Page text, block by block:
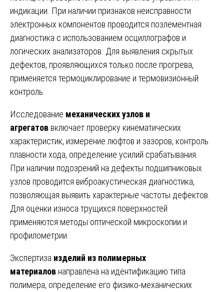
индикации. При наличии признаков неисправности
электронных компонентов проводится позлементная
диагностика с использованием осциллографов и
логических анализаторов. Для выявления скрытых
дефектов, проявляющихся только после прогрева,
применяется термоциклирование и термовизионный
контроль.
Исследование механических узлов и
агрегатов включает проверку кинематических
характеристик, измерение люфтов и зазоров, контроль
плавности хода, определение усилий срабатывания.
При наличии подозрений на дефекты подшипниковых
узлов проводится виброакустическая диагностика,
позволяющая выявить характерные частоты дефектов.
Для оценки износа трущихся поверхностей
применяются методы оптической микроскопии и
профилометрии.
Экспертиза изделий из полимерных
материалов направлена на идентификацию типа
полимера, определение его физико-механических